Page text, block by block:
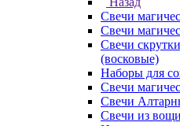
Свечи
Свечи
Свечи
(восковые)
Наборы для
Свечи
Свечи
Свечи из